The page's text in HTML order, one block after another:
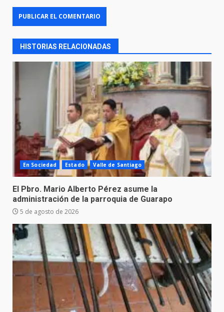
HISTORIAS RELACIONADAS
En Sociedad Estado Valle de Santiago
El Pbro. Mario Alberto Pérez asume la
administración de la parroquia de Guarapo
5 de agosto de 2026